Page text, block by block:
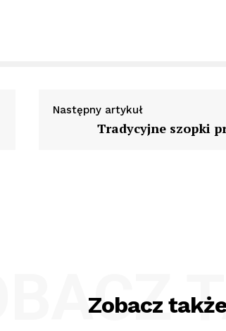
Następny artykuł
Tradycyjne szopki
Zobacz